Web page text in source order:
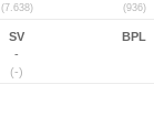
(7.638) (936)
SV
-
(-)
BPL